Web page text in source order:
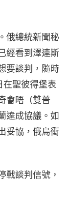
俄總統新聞秘
經看到澤連斯
要談判，隨時
在聖彼得堡表
會晤（雙普
達成協議。如
妥協，俄烏衝
戰談判信號，